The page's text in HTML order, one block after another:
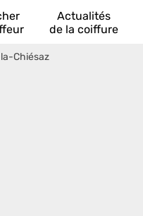
Actualités
de la coiffure
Chiésaz